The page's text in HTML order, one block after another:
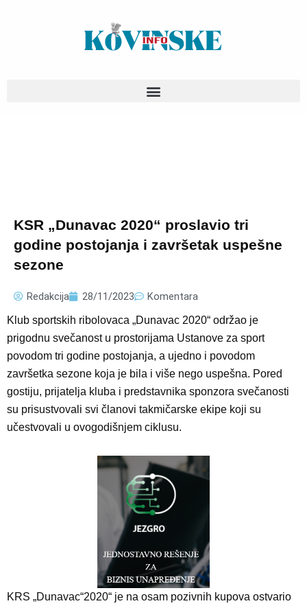
KSR „Dunavac 2020“ proslavio tri
godine postojanja i završetak uspešne
sezone
Redakcija 28/11/2023 Komentara
Klub sportskih ribolovaca „Dunavac 2020“ održao je
prigodnu svečanost u prostorijama Ustanove za sport
povodom tri godine postojanja, a ujedno i povodom
završetka sezone koja je bila i više nego uspešna. Pored
gostiju, prijatelja kluba i predstavnika sponzora svečanosti
su prisustvovali svi članovi takmičarske ekipe koji su
učestvovali u ovogodišnjem ciklusu.
KRS „Dunavac“2020“ je na osam pozivnih kupova ostvario